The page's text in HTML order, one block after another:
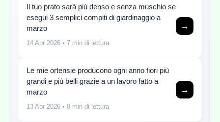
Il tuo prato sarà più denso e senza muschio se
esegui 3 semplici compiti di giardinaggio a
marzo
14 Apr 2026 • 7 min di lettura
→
Le mie ortensie producono ogni anno fiori più
grandi e più belli grazie a un lavoro fatto a
marzo
13 Apr 2026 • 8 min di lettura
→